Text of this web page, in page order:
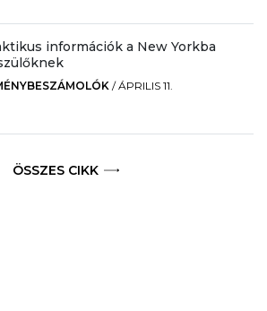
információk a New Yorkba
/ÁPRILIS 11.
ÖSSZES CIKK